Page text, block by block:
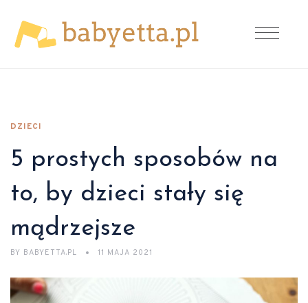
DZIECI
5 prostych sposobów na
to, by dzieci stały się
mądrzejsze
BY BABYETTA.PL 11 MAJA 2021